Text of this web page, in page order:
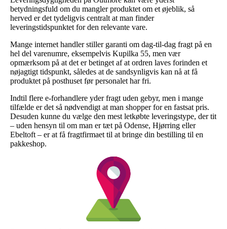
betydningsfuld om du mangler produktet om et øjeblik, så
herved er det tydeligvis centralt at man finder
leveringstidspunktet for den relevante vare.
Mange internet handler stiller garanti om dag-til-dag fragt på en
hel del varenumre, eksempelvis Kupilka 55, men vær
opmærksom på at det er betinget af at ordren laves forinden et
nøjagtigt tidspunkt, således at de sandsynligvis kan nå at få
produktet på posthuset før personalet har fri.
Indtil flere e-forhandlere yder fragt uden gebyr, men i mange
tilfælde er det så nødvendigt at man shopper for en fastsat pris.
Desuden kunne du vælge den mest letkøbte leveringstype, der tit
– uden hensyn til om man er tæt på Odense, Hjørring eller
Ebeltoft – er at få fragtfirmaet til at bringe din bestilling til en
pakkeshop.